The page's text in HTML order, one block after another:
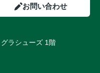
お問い合わせ
ラシューズ 1階